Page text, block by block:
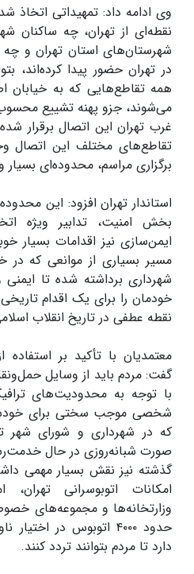
وی ادامه داد: تمهیداتی اتخاذ
نقطه‌ای از تهران، چه ساکنان
شهرستان‌های استان تهران و چه
در تهران حضور پیدا کرده‌اند،
همه تقاطع‌هایی که به خیابان
می‌شوند، جزو پهنه تشییع
غرب تهران این اتصال برقرار
تقاطع‌های مختلف این اتصال
برگزاری مراسم، محدوده‌ای
استاندار تهران افزود: این
بخش امنیت، تدابیر ویژه
ایمن‌سازی نیز اقدامات بسیار
مسیر بسیاری از موانعی که
شهرداری برداشته شده تا
خودمان را برای یک اقدام
نقطه عطفی در تاریخ انقلاب
معتمدیان با تأکید بر
گفت: مردم باید از وسایل
با توجه به محدودیت‌های
شخصی موجب سختی برای
که در شهرداری و شورای شهر
صورت شبانه‌روزی در حال
گذشته نیز نقش بسیار مهمی
امکانات اتوبوسرانی تهران،
وزارتخانه‌ها و مجموعه‌های
حدود ۴۰۰۰ اتوبوس در
دارد تا مردم بتوانند تردد کنند.